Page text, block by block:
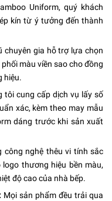
Uniform, quý khách
kín từ ý tưởng đến thành
chuyên gia hỗ trợ lựa chọn
màu viền sao cho đồng
hiệu.
tôi cung cấp dịch vụ lấy số
xác, kèm theo may mẫu
dáng trước khi sản xuất
công nghệ thêu vi tính sắc
thương hiệu bền màu,
độ cao của nhà bếp.
Mọi sản phẩm đều trải qua